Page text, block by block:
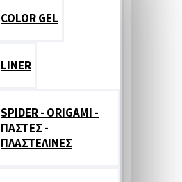
COLOR GEL
LINER
SPIDER - ORIGAMI -
ΠΑΣΤΕΣ -
ΠΛΑΣΤΕΛΙΝΕΣ